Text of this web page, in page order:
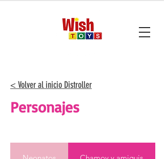
< Volver al inicio Distroller
Personajes